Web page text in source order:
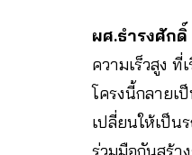
ผศ.ธำรงศักดิ์
ความเร็วสูง
โครงนี้กลายเ
เปลี่ยนให้เป็น